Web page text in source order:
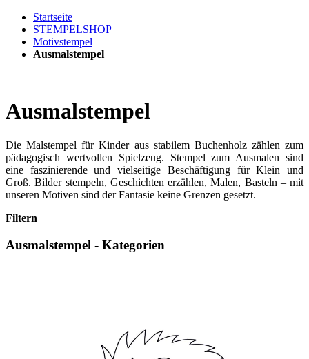
Startseite
STEMPELSHOP
Motivstempel
Ausmalstempel
Ausmalstempel
Die Malstempel für Kinder aus stabilem Buchenholz zählen zum
pädagogisch wertvollen Spielzeug. Stempel zum Ausmalen sind
eine faszinierende und vielseitige Beschäftigung für Klein und
Groß. Bilder stempeln, Geschichten erzählen, Malen, Basteln – mit
unseren Motiven sind der Fantasie keine Grenzen gesetzt.
Filtern
Ausmalstempel - Kategorien